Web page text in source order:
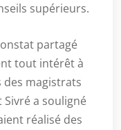
supérieurs.
partagé
tout intérêt à
magistrats
a souligné
réalisé des